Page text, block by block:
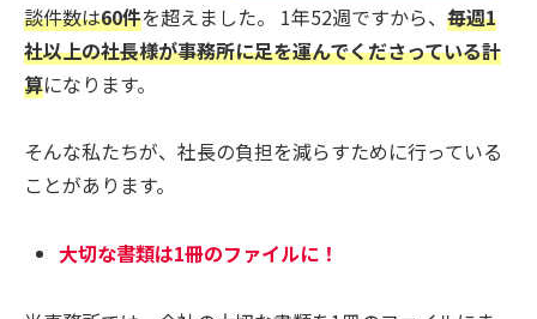
談件数は60件を超えました。 1年52週ですから、 毎週1
社以上の社長様が事務所に足を運んでくださっている計
算になります。
そんな私たちが、社長の負担を減らすために行っている
ことがあります。
大切な書類は1冊のファイルに！